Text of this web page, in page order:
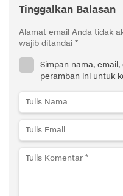
Tinggalkan Balasan
Alamat email Anda tidak
wajib ditandai *
Simpan nama,
peramban ini untuk